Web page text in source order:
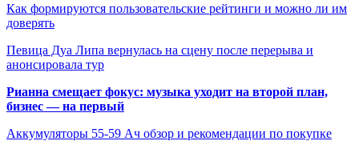
Как формируются пользовательские рейтинги и можно ли им
доверять
Певица Дуа Липа вернулась на сцену после перерыва и
анонсировала тур
Рианна смещает фокус: музыка уходит на второй план,
бизнес — на первый
Аккумуляторы 55-59 Ач обзор и рекомендации по покупке